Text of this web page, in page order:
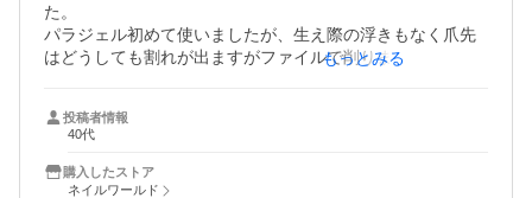
た。
パラジェル初めて使いましたが、生え際の浮きもなく爪先
はどうしても割れが出ますがファイルで削りまたパラジェ
を目指します♪
またリピートすると思います〜
もっとみる
投稿者情報
40代
購入したストア
ネイルワールド